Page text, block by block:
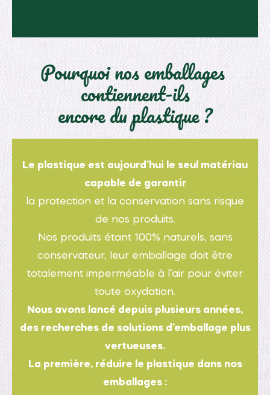
Pourquoi nos emballages
contiennent-ils
encore du plastique ?
Le plastique est aujourd’hui le seul matériau
capable de garantir
la protection et la conservation sans risque
de nos produits.
Nos produits étant 100% naturels, sans
conservateur, leur emballage doit être
totalement imperméable à l’air pour éviter
toute oxydation.
Nous avons lancé depuis plusieurs années,
des recherches de solutions d’emballage plus
vertueuses.
La première, réduire le plastique dans nos
emballages :